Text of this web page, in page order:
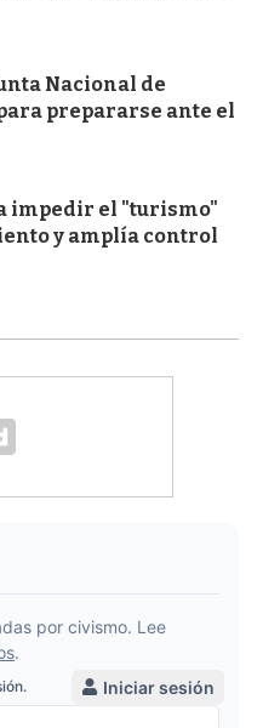
Nacional de
prepararse ante el
impedir el "turismo"
y amplía control